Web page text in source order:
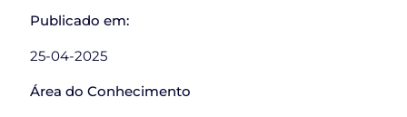
Publicado em:
25-04-2025
Área do Conhecimento